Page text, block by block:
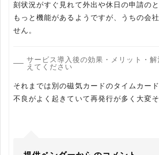
刻状況がすぐ見れて外出や休日の申請の
もっと機能があるようですが、うちの会
せん。
サービス導入後の効果・メリット・
えてください
それまでは別の磁気カードのタイムカー
不良がよく起きていて再発行が多く大変そ